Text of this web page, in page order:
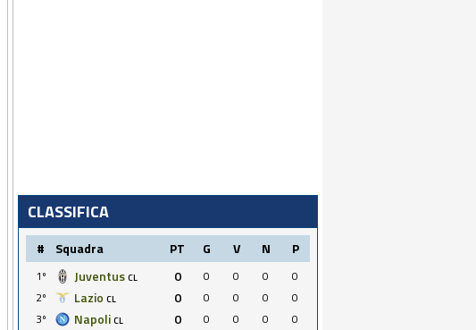
CLASSIFICA
# Squadra PT G V N P
1º Juventus CL 0 0 0 0
0
2º
Lazio CL 0 0 0 0
0
3º
Napoli CL 0 0 0 0
0